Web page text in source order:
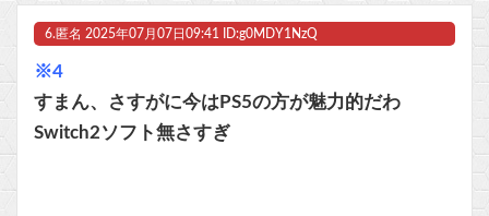
6. 匿名 2025年07月07日09:41 ID:g0MDY1NzQ
※4
すまん、さすがに今はPS5の方が魅力的だわ
Switch2ソフト無さすぎ